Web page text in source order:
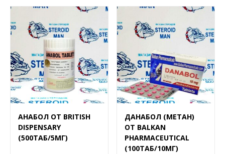
АНАБОЛ ОТ BRITISH
DISPENSARY
(500ТАБ/5МГ)
ДАНАБОЛ (МЕТАН)
ОТ BALKAN
PHARMACEUTICAL
(100ТАБ/10МГ)